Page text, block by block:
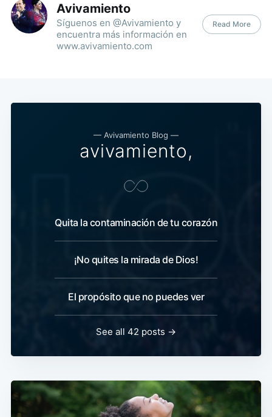
Avivamiento
Síguenos en @Avivamiento y
encuentra más información en
www.avivamiento.com
Read More
— Avivamiento Blog —
avivamiento,
Quita la contaminación de tu corazón
¡No quites la mirada de Dios!
El propósito que no puedes ver
See all 42 posts →